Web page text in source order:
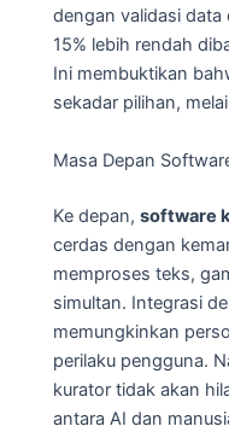
dengan validasi data
15% lebih rendah
Ini membuktikan
sekadar pilihan,
Masa Depan
Ke depan, software
cerdas dengan
memproses teks,
simultan. Integrasi
memungkinkan
perilaku pengguna.
kurator tidak akan
antara AI dan